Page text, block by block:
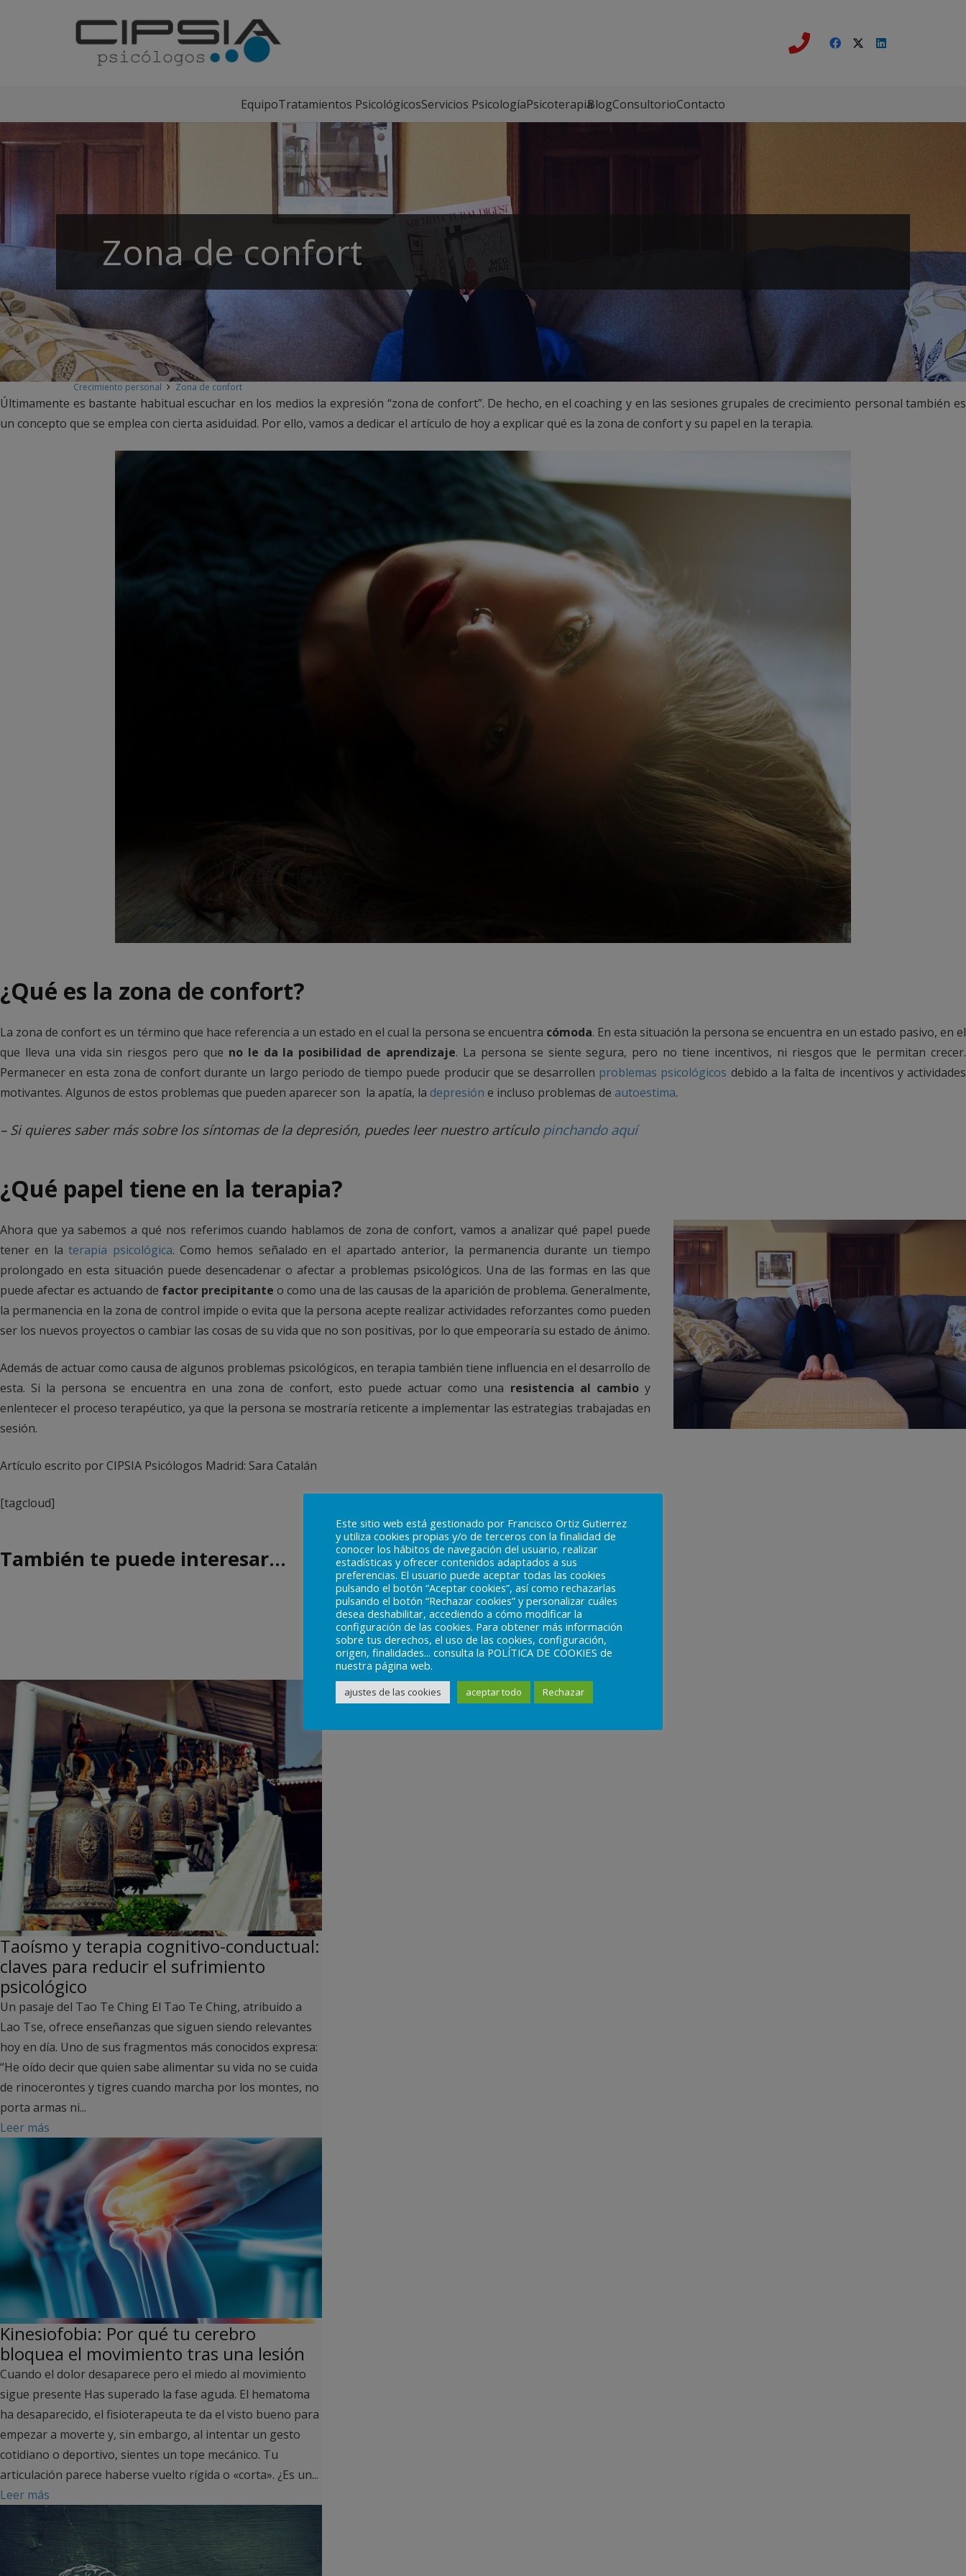
EquipoTratamientos PsicológicosServicios PsicologíaPsicoterapiaBlogConsultorioContacto
Zona de confort
Crecimiento personal Zona de confort
Últimamente es bastante habitual escuchar en los medios la expresión “zona de confort”. De hecho, en el coaching y en las sesiones grupales de crecimiento personal también es
un concepto que se emplea con cierta asiduidad. Por ello, vamos a dedicar el artículo de hoy a explicar qué es la zona de confort y su papel en la terapia.
¿Qué es la zona de confort?
La zona de confort es un término que hace referencia a un estado en el cual la persona se encuentra cómoda. En esta situación la persona se encuentra en un estado pasivo, en el
que lleva una vida sin riesgos pero que no le da la posibilidad de aprendizaje. La persona se siente segura, pero no tiene incentivos, ni riesgos que le permitan crecer.
Permanecer en esta zona de confort durante un largo periodo de tiempo puede producir que se desarrollen problemas psicológicos debido a la falta de incentivos y actividades
motivantes. Algunos de estos problemas que pueden aparecer son la apatía, la depresión e incluso problemas de autoestima.
– Si quieres saber más sobre los síntomas de la depresión, puedes leer nuestro artículo pinchando aquí
¿Qué papel tiene en la terapia?
Ahora que ya sabemos a qué nos referimos cuando hablamos de zona de confort, vamos a analizar qué papel puede
tener en laterapia psicológica. Como hemos señalado en el apartado anterior, la permanencia durante un tiempo
prolongado en esta situación puede desencadenar o afectar a problemas psicológicos. Una de las formas en las que
puede afectar es actuando de factor precipitante o como una de las causas de la aparición de problema. Generalmente,
la permanencia en la zona de control impide o evita que la persona acepte realizar actividades reforzantes como pueden
ser los nuevos proyectos o cambiar las cosas de su vida que no son positivas, por lo que empeoraría su estado de ánimo.
Además de actuar como causa de algunos problemas psicológicos, en terapia también tiene influencia en el desarrollo de
esta. Si la persona se encuentra en una zona de confort, esto puede actuar como una resistencia al cambioy
enlentecer el proceso terapéutico, ya que la persona se mostraría reticente a implementar las estrategias trabajadas en
sesión.
Artículo escrito por CIPSIA Psicólogos Madrid: Sara Catalán
[tagcloud]
También te puede interesar…
Taoísmo y terapia cognitivo-conductual:
claves para reducir el sufrimiento
psicológico
Un pasaje del Tao Te Ching El Tao Te Ching, atribuido a
Lao Tse, ofrece enseñanzas que siguen siendo relevantes
hoy en día. Uno de sus fragmentos más conocidos expresa:
“He oído decir que quien sabe alimentar su vida no se cuida
de rinocerontes y tigres cuando marcha por los montes, no
porta armas ni...
Leer más
Kinesiofobia: Por qué tu cerebro
bloquea el movimiento tras una lesión
Cuando el dolor desaparece pero el miedo al movimiento
sigue presente Has superado la fase aguda. El hematoma
ha desaparecido, el fisioterapeuta te da el visto bueno para
empezar a moverte y, sin embargo, al intentar un gesto
cotidiano o deportivo, sientes un tope mecánico. Tu
articulación parece haberse vuelto rígida o «corta». ¿Es un...
Leer más
Este sitio web está gestionado por Francisco Ortiz Gutierrez
y utiliza cookies propias y/o de terceros con la finalidad de
conocer los hábitos de navegación del usuario, realizar
estadísticas y ofrecer contenidos adaptados a sus
preferencias. El usuario puede aceptar todas las cookies
pulsando el botón “Aceptar cookies”, así como rechazarlas
pulsando el botón “Rechazar cookies” y personalizar cuáles
desea deshabilitar, accediendo a cómo modificar la
configuración de las cookies. Para obtener más información
sobre tus derechos, el uso de las cookies, configuración,
origen, finalidades... consulta la POLÍTICA DE COOKIES de
nuestra página web.
ajustes de las cookies aceptar todo Rechazar